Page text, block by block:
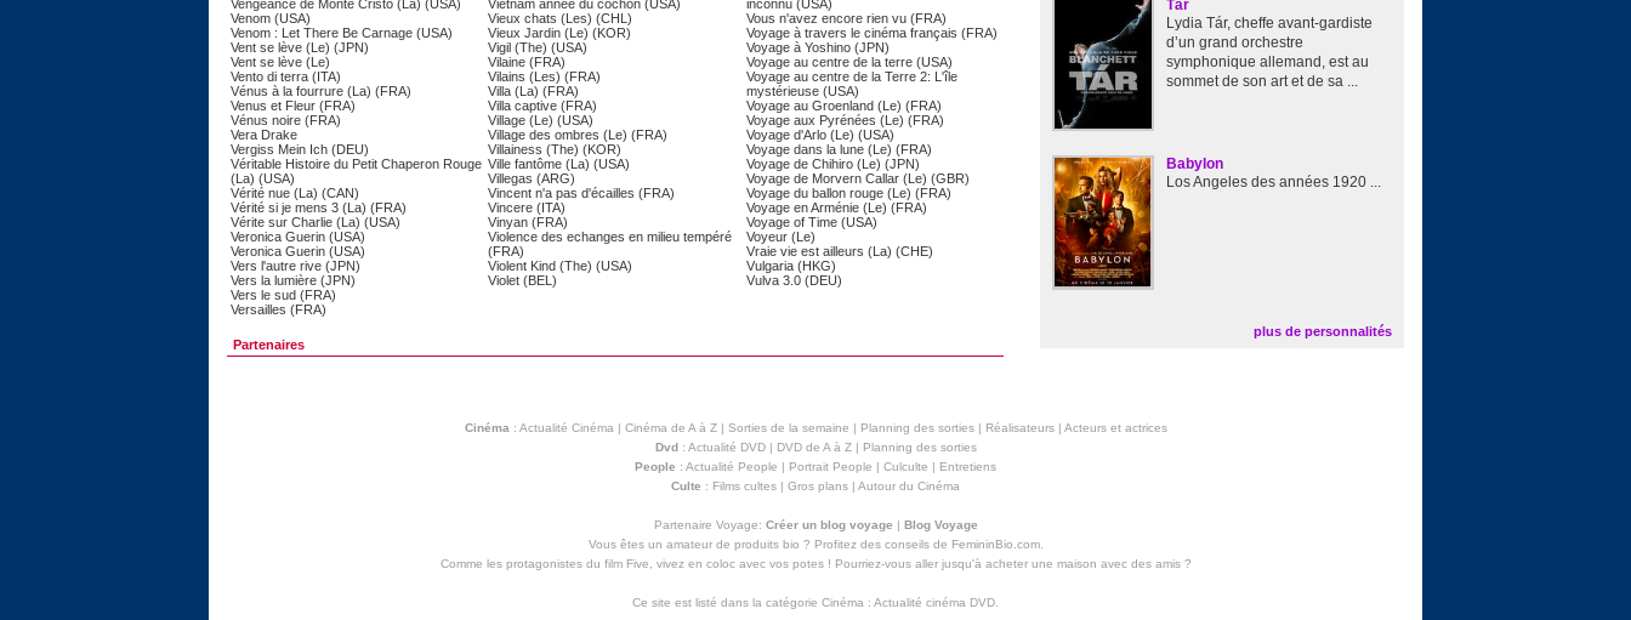
Vengeance de Monte Cristo (La) (USA)
Venom (USA)
Venom : Let There Be Carnage (USA)
Vent se lève (Le) (JPN)
Vent se lève (Le)
Vento di terra (ITA)
Vénus à la fourrure (La) (FRA)
Venus et Fleur (FRA)
Vénus noire (FRA)
Vera Drake
Vergiss Mein Ich (DEU)
Véritable Histoire du Petit Chaperon Rouge
(La) (USA)
Vérité nue (La) (CAN)
Vérité si je mens 3 (La) (FRA)
Vérite sur Charlie (La) (USA)
Veronica Guerin (USA)
Veronica Guerin (USA)
Vers l'autre rive (JPN)
Vers la lumière (JPN)
Vers le sud (FRA)
Versailles (FRA)
Vietnam année du cochon (USA)
Vieux chats (Les) (CHL)
Vieux Jardin (Le) (KOR)
Vigil (The) (USA)
Vilaine (FRA)
Vilains (Les) (FRA)
Villa (La) (FRA)
Villa captive (FRA)
Village (Le) (USA)
Village des ombres (Le) (FRA)
Villainess (The) (KOR)
Ville fantôme (La) (USA)
Villegas (ARG)
Vincent n'a pas d'écailles (FRA)
Vincere (ITA)
Vinyan (FRA)
Violence des echanges en milieu tempéré
(FRA)
Violent Kind (The) (USA)
Violet (BEL)
inconnu (USA)
Vous n'avez encore rien vu (FRA)
Voyage à travers le cinéma français (FRA)
Voyage à Yoshino (JPN)
Voyage au centre de la terre (USA)
Voyage au centre de la Terre 2: L'île
mystérieuse (USA)
Voyage au Groenland (Le) (FRA)
Voyage aux Pyrénées (Le) (FRA)
Voyage d'Arlo (Le) (USA)
Voyage dans la lune (Le) (FRA)
Voyage de Chihiro (Le) (JPN)
Voyage de Morvern Callar (Le) (GBR)
Voyage du ballon rouge (Le) (FRA)
Voyage en Arménie (Le) (FRA)
Voyage of Time (USA)
Voyeur (Le)
Vraie vie est ailleurs (La) (CHE)
Vulgaria (HKG)
Vulva 3.0 (DEU)
Partenaires
Tár
Lydia Tár, cheffe avant-gardiste
d’un grand orchestre
symphonique allemand, est au
sommet de son art et de sa ...
Babylon
Los Angeles des années 1920 ...
plus de personnalités
Cinéma : Actualité Cinéma | Cinéma de A à Z| Sorties de la semaine | Planning des sorties| Réalisateurs| Acteurs et actrices
Dvd: Actualité DVD| DVD de A à Z| Planning des sorties
People : Actualité People | Portrait People | Culculte | Entretiens
Culte : Films cultes | Gros plans | Autour du Cinéma
Partenaire Voyage: Créer un blog voyage | Blog Voyage
Vous êtes un amateur de produits bio ? Profitez des conseils de FemininBio.com.
Comme les protagonistes du film Five, vivez en coloc avec vos potes ! Pourriez-vous aller jusqu'à acheter une maison avec des amis?
Ce site est listé dans la catégorie Cinéma : Actualité cinéma DVD